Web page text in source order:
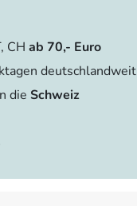
CH ab 70,- Euro
deutschlandweit
die Schweiz